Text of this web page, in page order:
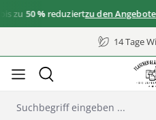
50 %reduziertzu den Angeboten
14 Tage